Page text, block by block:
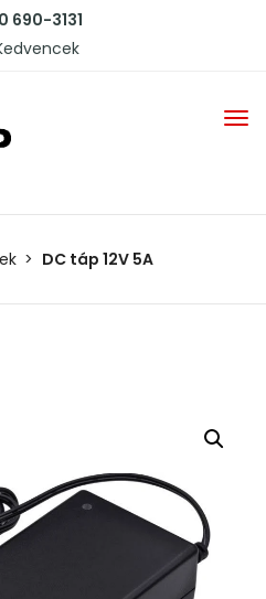
690-3131
DC táp 12V 5A